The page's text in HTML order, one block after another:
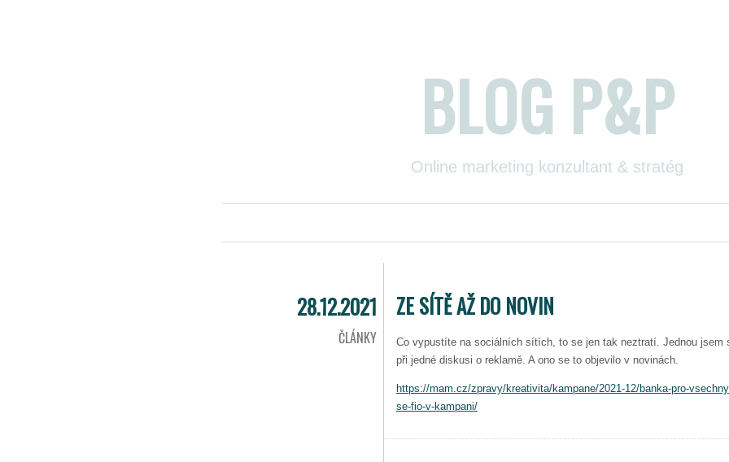
BLOG P&P
Online marketing konzultant & stratég
28.12.2021
ČLÁNKY
ZE SÍTĚ AŽ DO NOVIN
Co vypustíte na sociálních sítích, to se jen tak neztratí. Jednou jsem
při jedné diskusi o reklamě. A ono se to objevilo v novinách.
https://mam.cz/zpravy/kreativita/kampane/2021-12/banka-pro-
se-fio-v-kampani/